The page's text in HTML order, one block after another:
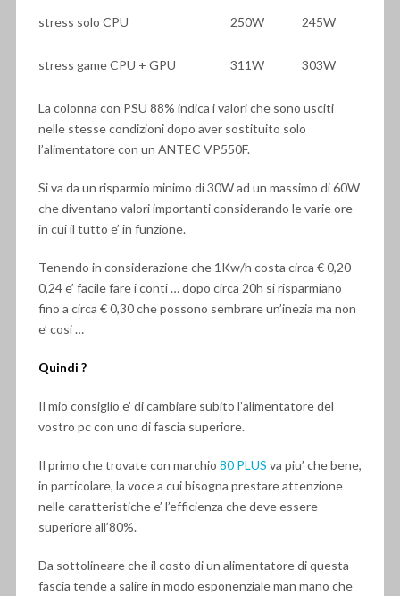
stress solo CPU 250W 245W
stress game CPU + GPU 311W 303W
La colonna con PSU 88% indica i valori che sono usciti
nelle stesse condizioni dopo aver sostituito solo
l’alimentatore con un ANTEC VP550F.
Si va da un risparmio minimo di 30W ad un massimo di 60W
che diventano valori importanti considerando le varie ore
in cui il tutto e’ in funzione.
Tenendo in considerazione che 1Kw/h costa circa € 0,20 –
0,24 e’ facile fare i conti … dopo circa 20h si risparmiano
fino a circa € 0,30 che possono sembrare un’inezia ma non
e’ cosi …
Quindi ?
Il mio consiglio e’ di cambiare subito l’alimentatore del
vostro pc con uno di fascia superiore.
Il primo che trovate con marchio 80 PLUS va piu’ che bene,
in particolare, la voce a cui bisogna prestare attenzione
nelle caratteristiche e’ l’efficienza che deve essere
superiore all’80%.
Da sottolineare che il costo di un alimentatore di questa
fascia tende a salire in modo esponenziale man mano che